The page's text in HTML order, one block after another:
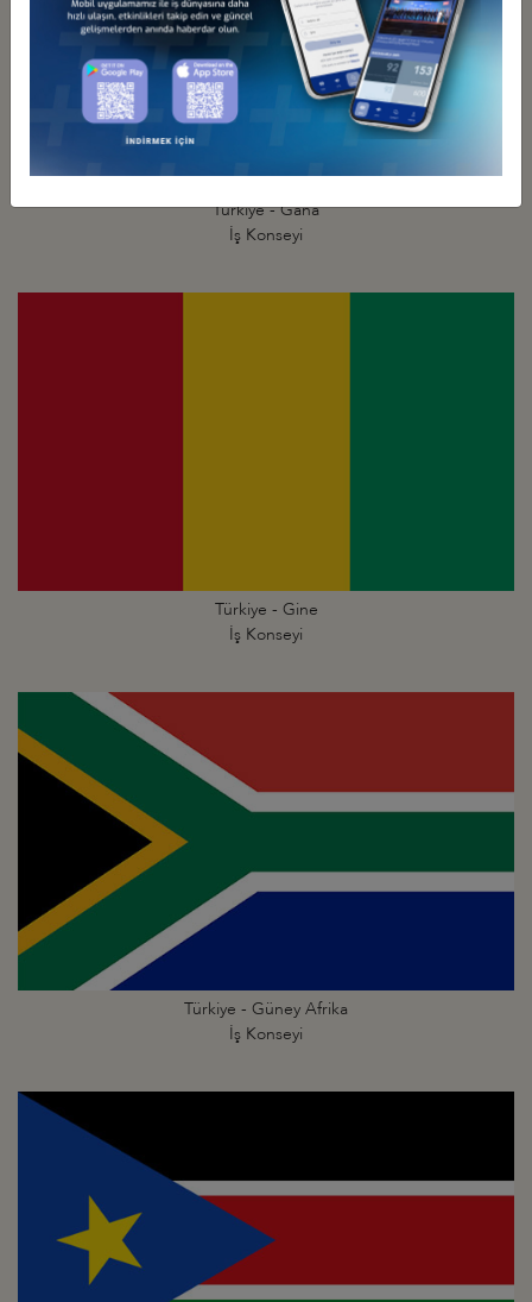
Türkiye - Gana
İş Konseyi
Türkiye - Gine
İş Konseyi
Türkiye - Güney Afrika
İş Konseyi